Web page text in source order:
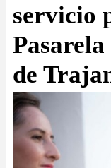
servicio
de